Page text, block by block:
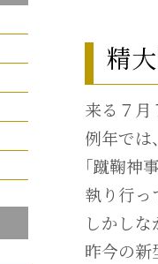
精
来る７月
例年では
｢蹴鞠神
執り行っ
しかしな
昨今の新